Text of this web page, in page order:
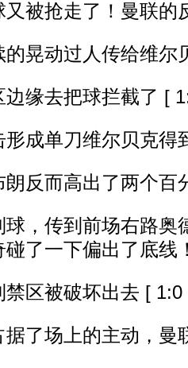
被抢走了！曼联的
晃动过人传给维尔
缘去把球拦截了 [
单刀维尔贝克得
反而高出了两个百
传到前场右路奥
了一下偏出了底线
区被破坏出去 [ 1:0
场上的主动，曼